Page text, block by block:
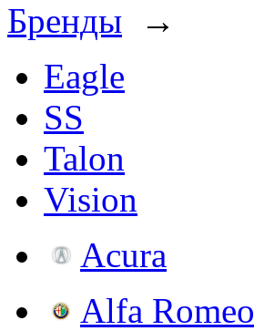
Бренды →
Eagle
SS
Talon
Vision
Acura
Alfa Romeo